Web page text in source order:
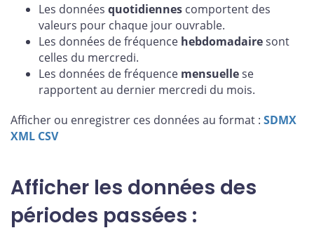
Les données quotidiennes comportent des
valeurs pour chaque jour ouvrable.
Les données de fréquence hebdomadairesont
celles du mercredi.
Les données de fréquence mensuellese
rapportent au dernier mercredi du mois.
Afficher ou enregistrer ces données au format : SDMX
XML CSV
Afficher les données des
périodes passées :